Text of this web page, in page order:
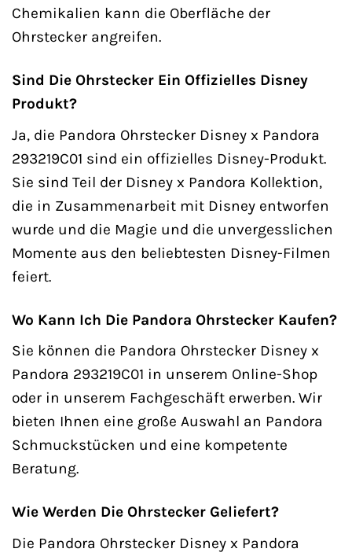
Chemikalien kann die Oberfläche der
Ohrstecker angreifen.
Sind Die Ohrstecker Ein Offizielles Disney
Produkt?
Ja, die Pandora Ohrstecker Disney x Pandora
293219C01 sind ein offizielles Disney-Produkt.
Sie sind Teil der Disney x Pandora Kollektion,
die in Zusammenarbeit mit Disney entworfen
wurde und die Magie und die unvergesslichen
Momente aus den beliebtesten Disney-Filmen
feiert.
Wo Kann Ich Die Pandora Ohrstecker Kaufen?
Sie können die Pandora Ohrstecker Disney x
Pandora 293219C01 in unserem Online-Shop
oder in unserem Fachgeschäft erwerben. Wir
bieten Ihnen eine große Auswahl an Pandora
Schmuckstücken und eine kompetente
Beratung.
Wie Werden Die Ohrstecker Geliefert?
Die Pandora Ohrstecker Disney x Pandora